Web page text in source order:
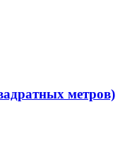
метров)